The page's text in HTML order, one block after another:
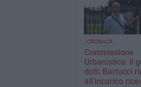
future per la
territorio
CRONACA
Commissione
Urbanistica: il
dott. Bartucci
all’incarico